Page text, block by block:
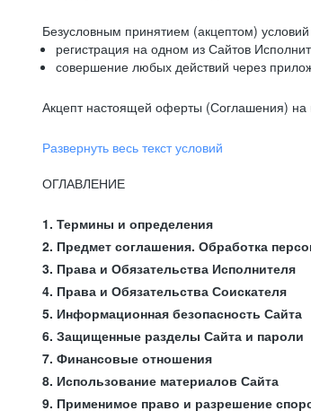
Безусловным принятием (акцептом)
регистрация на одном из Сайтов
совершение любых действий через
Акцепт настоящей оферты (Соглашения) на
Развернуть весь текст условий
ОГЛАВЛЕНИЕ
1. Термины и определения
2. Предмет соглашения. Обработка
3. Права и Обязательства Исполнителя
4. Права и Обязательства Соискателя
5. Информационная безопасность Сайта
6. Защищенные разделы Сайта и пароли
7. Финансовые отношения
8. Использование материалов Сайта
9. Применимое право и разрешение